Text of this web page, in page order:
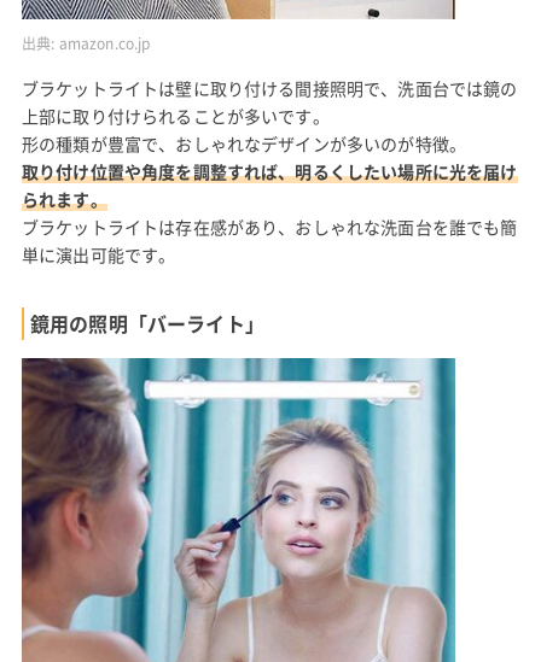
出典: amazon.co.jp
ブラケットライトは壁に取り付ける間接照明で、洗面台では鏡の
上部に取り付けられることが多いです。
形の種類が豊富で、おしゃれなデザインが多いのが特徴。
取り付け位置や角度を調整すれば、明るくしたい場所に光を届け
られます。
ブラケットライトは存在感があり、おしゃれな洗面台を誰でも簡
単に演出可能です。
鏡用の照明「バーライト」